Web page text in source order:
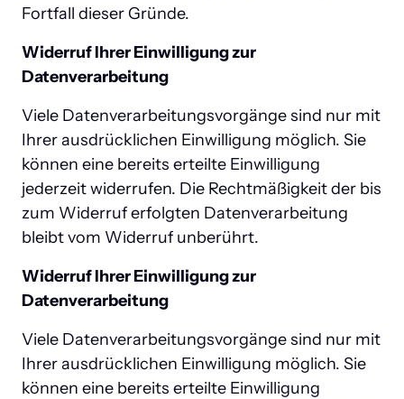
Fortfall dieser Gründe.
Widerruf Ihrer Einwilligung zur
Datenverarbeitung
Viele Datenverarbeitungsvorgänge sind nur mit
Ihrer ausdrücklichen Einwilligung möglich. Sie
können eine bereits erteilte Einwilligung
jederzeit widerrufen. Die Rechtmäßigkeit der bis
zum Widerruf erfolgten Datenverarbeitung
bleibt vom Widerruf unberührt.
Widerruf Ihrer Einwilligung zur
Datenverarbeitung
Viele Datenverarbeitungsvorgänge sind nur mit
Ihrer ausdrücklichen Einwilligung möglich. Sie
können eine bereits erteilte Einwilligung